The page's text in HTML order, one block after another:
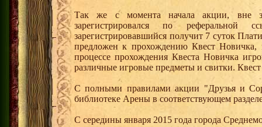
Так же с момента начала акции, вне
зарегистрировался по
зарегистрировавшийся получит 7 суток
предложен к прохождению Квест
процессе прохождения Квеста Новичка
различные игровые предметы и свитки.
С полными правилами акции "Друзья и
библиотеке Арены в соответствующем
С середины января 2015 года города